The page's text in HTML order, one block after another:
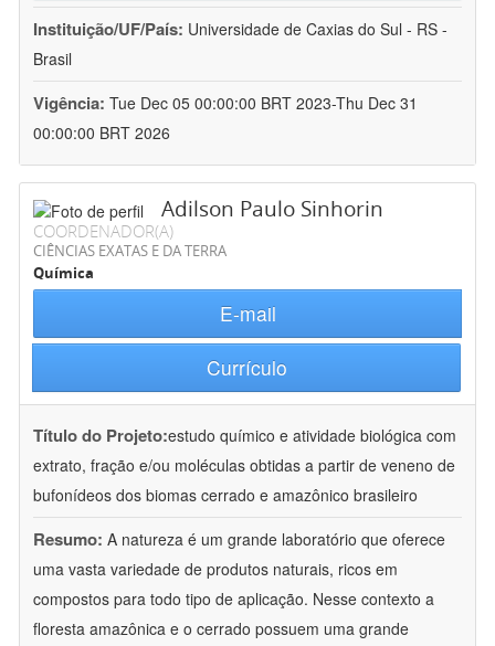
Instituição/UF/País: Universidade de Caxias do Sul - RS -
Brasil
Vigência: Tue Dec 05 00:00:00 BRT 2023-Thu Dec 31
00:00:00 BRT 2026
Adilson Paulo Sinhorin
COORDENADOR(A)
CIÊNCIAS EXATAS E DA TERRA
Química
E-mail
Currículo
Título do Projeto:estudo químico e atividade biológica com
extrato, fração e/ou moléculas obtidas a partir de veneno de
bufonídeos dos biomas cerrado e amazônico brasileiro
Resumo: A natureza é um grande laboratório que oferece
uma vasta variedade de produtos naturais, ricos em
compostos para todo tipo de aplicação. Nesse contexto a
floresta amazônica e o cerrado possuem uma grande